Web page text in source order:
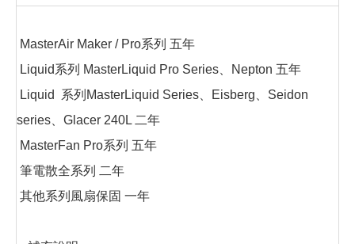
MasterAir Maker / Pro系列 五年
Liquid系列 MasterLiquid Pro Series、Nepton 五年
Liquid 系列MasterLiquid Series、Eisberg、Seidon
series、Glacer 240L 二年
MasterFan Pro系列 五年
筆電散全系列 二年
其他系列風扇保固 一年